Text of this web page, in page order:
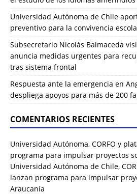
Universidad Autónoma de Chile
preventivo para la convivencia
Subsecretario Nicolás Balmaceda
anuncia medidas urgentes para
tras sistema frontal
Respuesta ante la emergencia en
despliega apoyos para más de 200
COMENTARIOS RECIENTES
Universidad Autónoma, CORFO y
programa para impulsar proyectos
Universidad Autónoma de Chile,
lanzan programa para impulsar
Araucanía